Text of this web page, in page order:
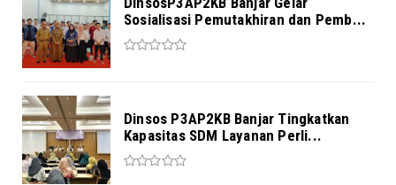
Sosialisasi Pemutakhiran dan Pemb...
Dinsos P3AP2KB Banjar Tingkatkan
Kapasitas SDM Layanan Perli...